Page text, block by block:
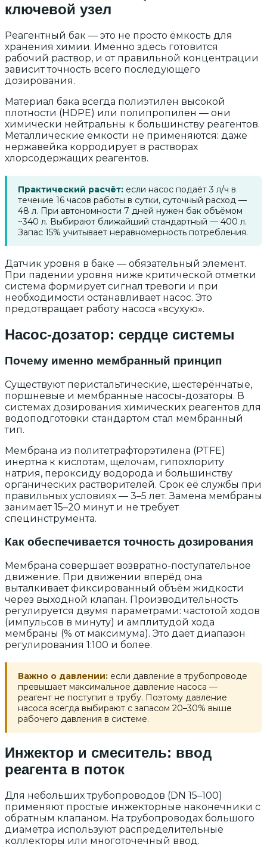
ключевой узел
Реагентный бак — это не просто ёмкость для
хранения химии. Именно здесь готовится
рабочий раствор, и от правильной концентрации
зависит точность всего последующего
дозирования.
Материал бака всегда полиэтилен высокой
плотности (HDPE) или полипропилен — они
химически нейтральны к большинству реагентов.
Металлические ёмкости не применяются: даже
нержавейка корродирует в растворах
хлорсодержащих реагентов.
Практический расчёт: если насос подаёт 3 л/ч в
течение 16 часов работы в сутки, суточный расход —
48 л. При автономности 7 дней нужен бак объёмом
~340 л. Выбирают ближайший стандартный — 400 л.
Запас 15% учитывает неравномерность потребления.
Датчик уровня в баке — обязательный элемент.
При падении уровня ниже критической отметки
система формирует сигнал тревоги и при
необходимости останавливает насос. Это
предотвращает работу насоса «всухую».
Насос-дозатор: сердце системы
Почему именно мембранный принцип
Существуют перистальтические, шестерёнчатые,
поршневые и мембранные насосы-дозаторы. В
системах дозирования химических реагентов для
водоподготовки стандартом стал мембранный
тип.
Мембрана из политетрафторэтилена (PTFE)
инертна к кислотам, щелочам, гипохлориту
натрия, пероксиду водорода и большинству
органических растворителей. Срок её службы при
правильных условиях — 3–5 лет. Замена мембраны
занимает 15–20 минут и не требует
специнструмента.
Как обеспечивается точность дозирования
Мембрана совершает возвратно-поступательное
движение. При движении вперёд она
выталкивает фиксированный объём жидкости
через выходной клапан. Производительность
регулируется двумя параметрами: частотой ходов
(импульсов в минуту) и амплитудой хода
мембраны (% от максимума). Это даёт диапазон
регулирования 1:100 и более.
Важно о давлении: если давление в трубопроводе
превышает максимальное давление насоса —
реагент не поступит в трубу. Поэтому давление
насоса всегда выбирают с запасом 20–30% выше
рабочего давления в системе.
Инжектор и смеситель: ввод
реагента в поток
Для небольших трубопроводов (DN 15–100)
применяют простые инжекторные наконечники с
обратным клапаном. На трубопроводах большого
диаметра используют распределительные
коллекторы или многоточечный ввод.